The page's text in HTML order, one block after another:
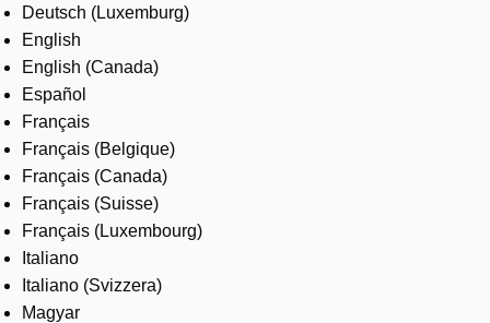
Contact us
Careers
Deutsch (Luxemburg)
English
English (Canada)
Español
Français
Français (Belgique)
Français (Canada)
Français (Suisse)
Français (Luxembourg)
Italiano
Italiano (Svizzera)
Magyar